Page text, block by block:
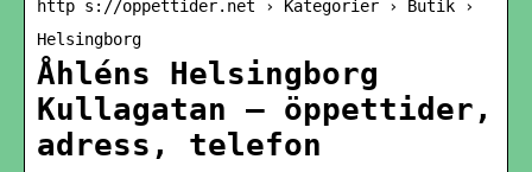
http s://oppettider.net › Kategorier › Butik ›
Helsingborg
Åhléns Helsingborg
Kullagatan – öppettider,
adress, telefon